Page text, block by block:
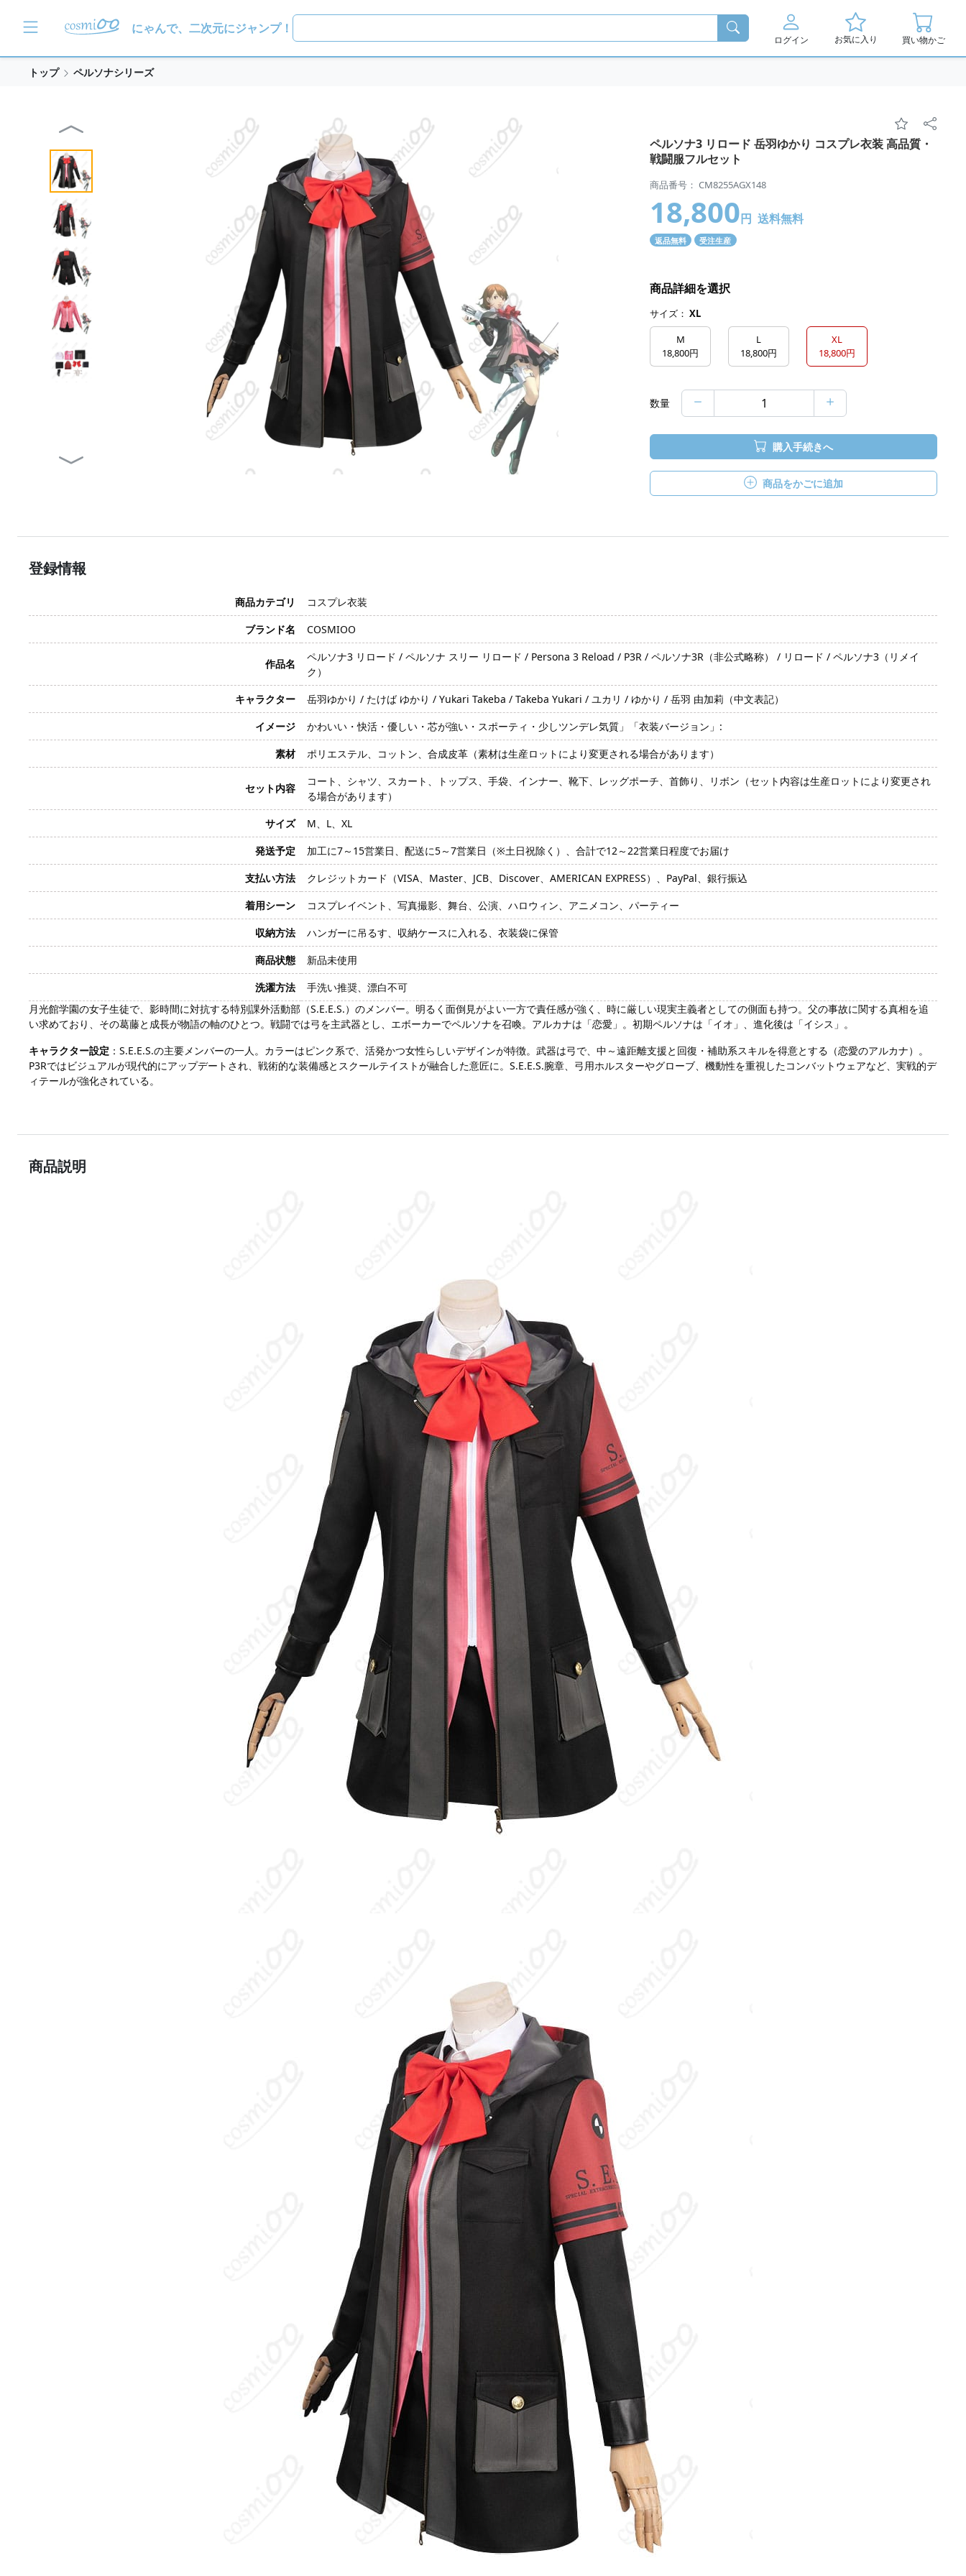
にゃんで、二次元にジャンプ！
ログイン お気に入り 買い物かご
トップ ペルソナシリーズ
ペルソナ3 リロード 岳羽ゆかり コスプレ衣装 高品質・
戦闘服フルセット
商品番号： CM8255AGX148
18,800円 送料無料
返品無料 受注生産
商品詳細を選択
サイズ： XL
M
18,800円
L
18,800円
XL
18,800円
数量
購入手続きへ
商品をかごに追加
登録情報
商品カテゴリ
コスプレ衣装
ブランド名
COSMIOO
作品名
ペルソナ3 リロード / ペルソナ スリー リロード / Persona 3 Reload / P3R / ペルソナ3R（非公式略称） / リロード / ペルソナ3（リメイ
ク）
キャラクター
岳羽ゆかり / たけば ゆかり / Yukari Takeba / Takeba Yukari / ユカリ / ゆかり / 岳羽 由加莉（中文表記）
イメージ
かわいい・快活・優しい・芯が強い・スポーティ・少しツンデレ気質」「衣装バージョン」:
素材
ポリエステル、コットン、合成皮革（素材は生産ロットにより変更される場合があります）
セット内容
コート、シャツ、スカート、トップス、手袋、インナー、靴下、レッグポーチ、首飾り、リボン（セット内容は生産ロットにより変更され
る場合があります）
サイズ
M、L、XL
発送予定
加工に7～15営業日、配送に5～7営業日（※土日祝除く）、合計で12～22営業日程度でお届け
支払い方法
クレジットカード（VISA、Master、JCB、Discover、AMERICAN EXPRESS）、PayPal、銀行振込
着用シーン
コスプレイベント、写真撮影、舞台、公演、ハロウィン、アニメコン、パーティー
収納方法
ハンガーに吊るす、収納ケースに入れる、衣装袋に保管
商品状態
新品未使用
洗濯方法
手洗い推奨、漂白不可
月光館学園の女子生徒で、影時間に対抗する特別課外活動部（S.E.E.S.）のメンバー。明るく面倒見がよい一方で責任感が強く、時に厳しい現実主義者としての側面も持つ。父の事故に関する真相を追
い求めており、その葛藤と成長が物語の軸のひとつ。戦闘では弓を主武器とし、エボーカーでペルソナを召喚。アルカナは「恋愛」。初期ペルソナは「イオ」、進化後は「イシス」。
キャラクター設定 ：S.E.E.S.の主要メンバーの一人。カラーはピンク系で、活発かつ女性らしいデザインが特徴。武器は弓で、中～遠距離支援と回復・補助系スキルを得意とする（恋愛のアルカナ）。
P3Rではビジュアルが現代的にアップデートされ、戦術的な装備感とスクールテイストが融合した意匠に。S.E.E.S.腕章、弓用ホルスターやグローブ、機動性を重視したコンバットウェアなど、実戦的デ
ィテールが強化されている。
商品説明